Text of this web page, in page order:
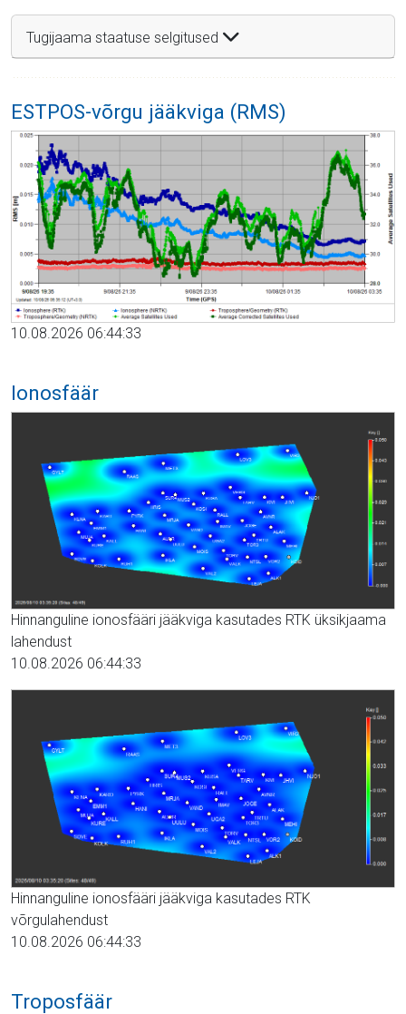
Tugijaama staatuse selgitused
ESTPOS-võrgu jääkviga (RMS)
10.08.2026 06:44:33
Ionosfäär
Hinnanguline ionosfääri jääkviga kasutades RTK üksikjaama
lahendust
10.08.2026 06:44:33
Hinnanguline ionosfääri jääkviga kasutades RTK
võrgulahendust
10.08.2026 06:44:33
Troposfäär